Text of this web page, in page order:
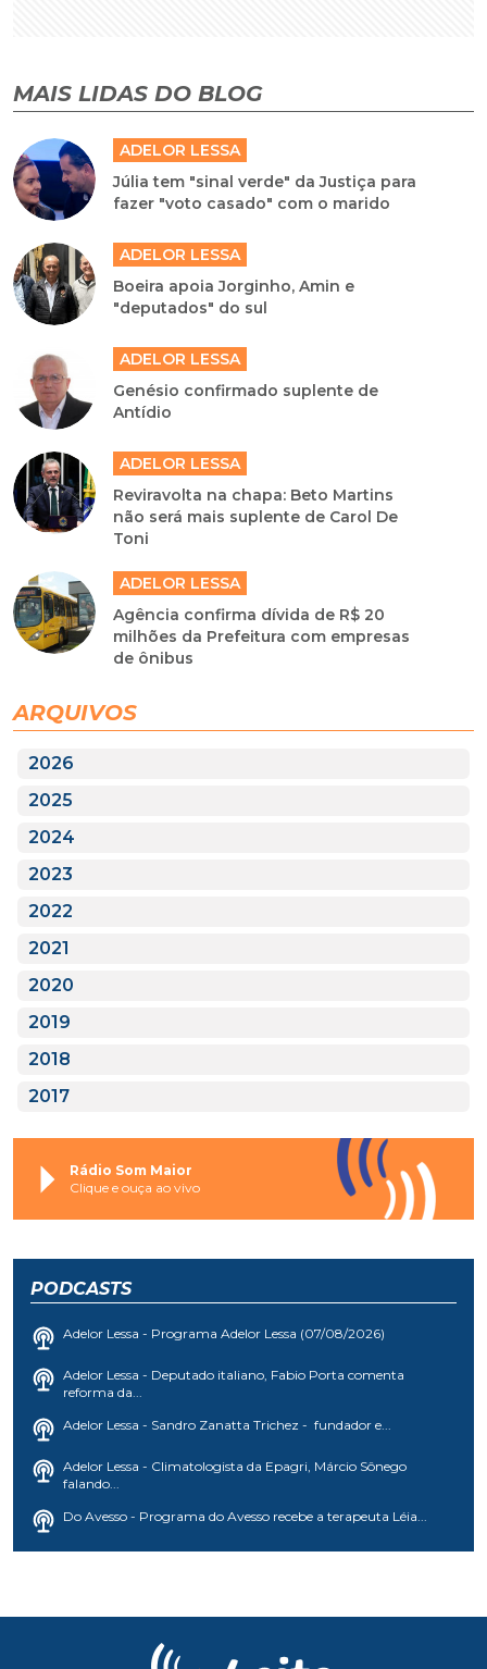
MAIS LIDAS DO BLOG
ADELOR LESSA
Júlia tem "sinal verde" da Justiça para
fazer "voto casado" com o marido
ADELOR LESSA
Boeira apoia Jorginho, Amin e
"deputados" do sul
ADELOR LESSA
Genésio confirmado suplente de
Antídio
ADELOR LESSA
Reviravolta na chapa: Beto Martins
não será mais suplente de Carol De
Toni
ADELOR LESSA
Agência confirma dívida de R$ 20
milhões da Prefeitura com empresas
de ônibus
ARQUIVOS
2026
2025
2024
2023
2022
2021
2020
2019
2018
2017
Rádio Som Maior
Clique e ouça ao vivo
PODCASTS
Adelor Lessa - Programa Adelor Lessa (07/08/2026)
Adelor Lessa - Deputado italiano, Fabio Porta comenta
reforma da...
Adelor Lessa - Sandro Zanatta Trichez - fundador e...
Adelor Lessa - Climatologista da Epagri, Márcio Sônego
falando...
Do Avesso - Programa do Avesso recebe a terapeuta Léia...